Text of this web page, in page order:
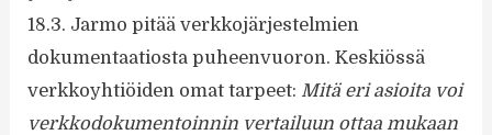
18.3. Jarmo pitää verkkojärjestelmien
dokumentaatiosta puheenvuoron. Keskiössä
verkkoyhtiöiden omat tarpeet: Mitä eri asioita voi
verkkodokumentoinnin vertailuun ottaa mukaan